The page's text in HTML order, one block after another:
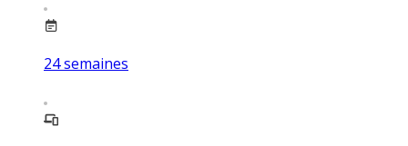
24semaines